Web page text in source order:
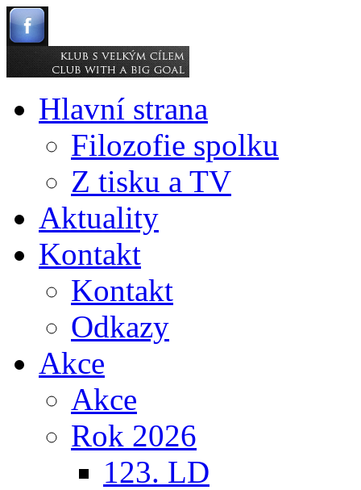
Hlavní strana
Filozofie spolku
Z tisku a TV
Aktuality
Kontakt
Kontakt
Odkazy
Akce
Akce
Rok 2026
123. LD